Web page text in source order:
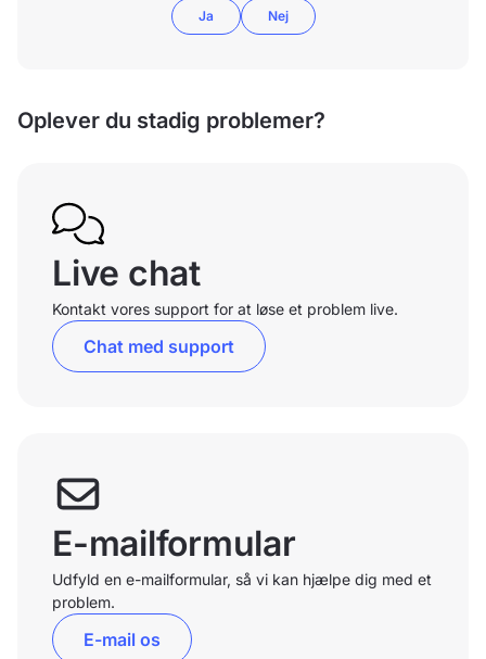
Ja Nej
Oplever du stadig problemer?
Live chat
Kontakt vores support for at løse et problem live.
Chat med support
E-mailformular
Udfyld en e-mailformular, så vi kan hjælpe dig med et
problem.
E-mail os